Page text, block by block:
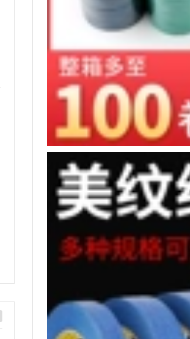
dầu trắng Benyida
100m, băng keo hai
mặt dầu trắng, băng
bền và có độ dẻo
cao, băng keo hai
mặt dính dầu, khung
siêu dính, keo trong
suốt vô giá, có thể
bóc bằng tay băng
dính 2 mặt chịu
nhiệt
208,000
Băng dính hai mặt
bơ, độ nhớt cao, bơ,
băng keo hai mặt độ
dẻo cao, giấy bơ cố
định chắc chắn,
băng keo hai mặt,
thêu bơ, băng dính
bơ 160u, băng keo
hai mặt, keo vàng,
vàng băng băng
dính 2 mặt 3m
515,000